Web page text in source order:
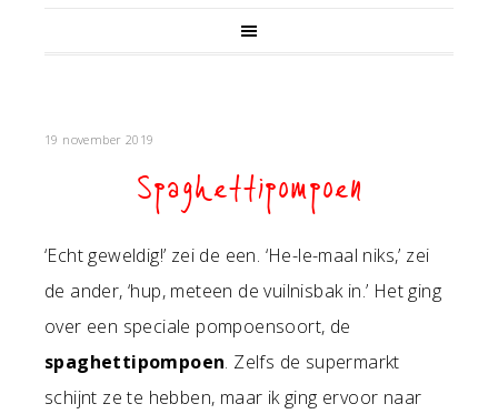
19 november 2019
Spaghettipompoen
‘Echt geweldig!’ zei de een. ‘He-le-maal niks,’ zei
de ander, ‘hup, meteen de vuilnisbak in.’ Het ging
over een speciale pompoensoort, de
spaghettipompoen. Zelfs de supermarkt
schijnt ze te hebben, maar ik ging ervoor naar